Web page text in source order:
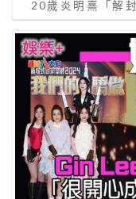
20歲炎明熹「解